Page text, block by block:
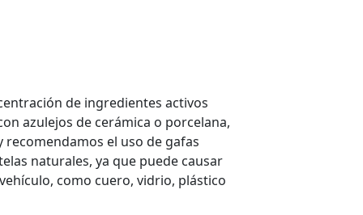
de ingredientes activos
azulejos de cerámica o porcelana,
el uso de gafas
naturales, ya que puede causar
como cuero, vidrio, plástico